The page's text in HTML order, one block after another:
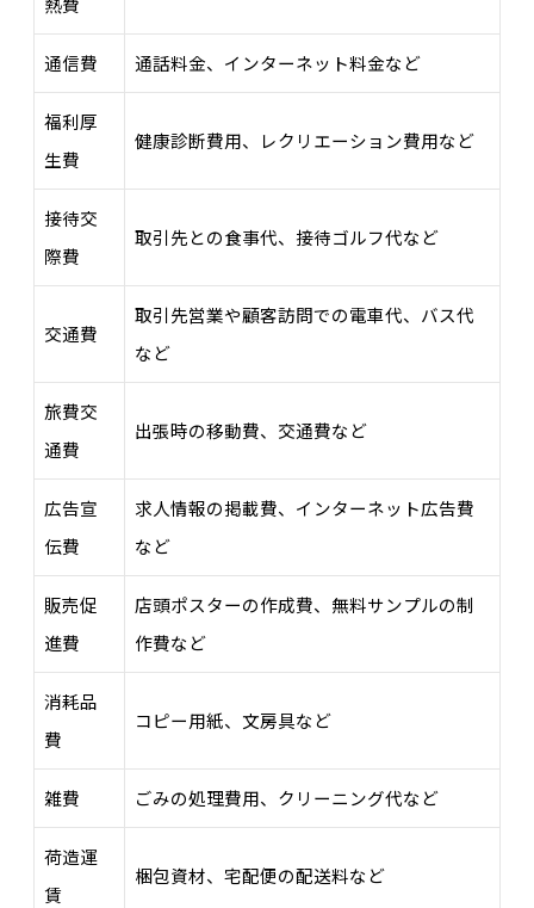
通信費 通話料金、インターネット料金など
福利厚
生費
健康診断費用、レクリエーション費用など
接待交
際費
取引先との食事代、接待ゴルフ代など
交通費
取引先営業や顧客訪問での電車代、バス代
など
旅費交
通費
出張時の移動費、交通費など
広告宣
伝費
求人情報の掲載費、インターネット広告費
など
販売促
進費
店頭ポスターの作成費、無料サンプルの制
作費など
消耗品
費
コピー用紙、文房具など
雑費 ごみの処理費用、クリーニング代など
荷造運
賃
梱包資材、宅配便の配送料など